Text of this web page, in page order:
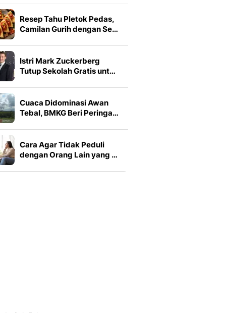
Resep Tahu Pletok Pedas,
Camilan Gurih dengan Se…
Istri Mark Zuckerberg
Tutup Sekolah Gratis unt…
Cuaca Didominasi Awan
Tebal, BMKG Beri Peringa…
Cara Agar Tidak Peduli
dengan Orang Lain yang …